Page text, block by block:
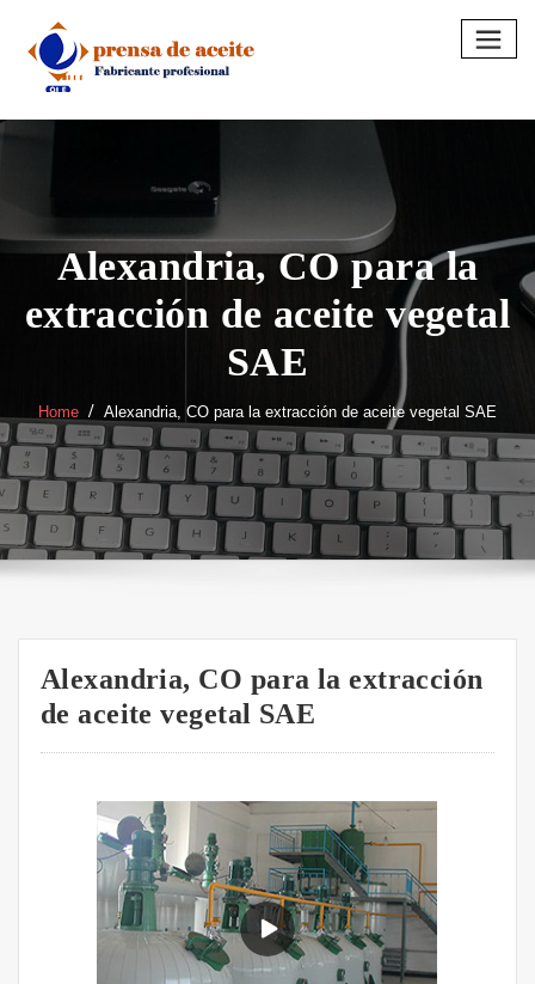
content
Alexandria, CO para la
extracción de aceite vegetal
SAE
Home Alexandria, CO para la extracción de aceite vegetal SAE
Alexandria, CO para la extracción
de aceite vegetal SAE